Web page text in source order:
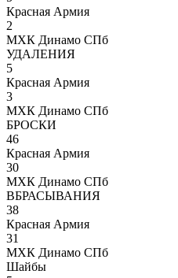
Красная Армия
2
МХК Динамо СПб
УДАЛЕНИЯ
5
Красная Армия
3
МХК Динамо СПб
БРОСКИ
46
Красная Армия
30
МХК Динамо СПб
ВБРАСЫВАНИЯ
38
Красная Армия
31
МХК Динамо СПб
Шайбы